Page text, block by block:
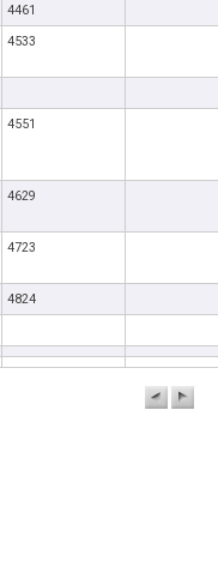
4461
4533
4551
4629
4723
4824